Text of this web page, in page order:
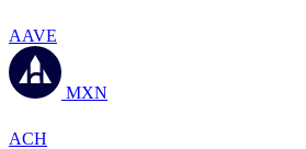
AAVE
MXN
ACH